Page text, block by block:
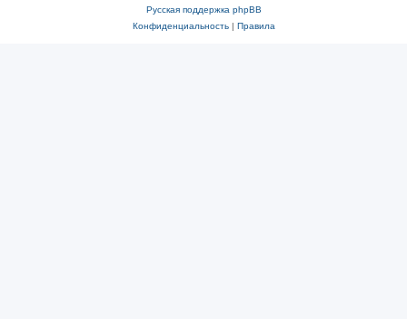
Русская поддержка phpBB
Конфиденциальность| Правила